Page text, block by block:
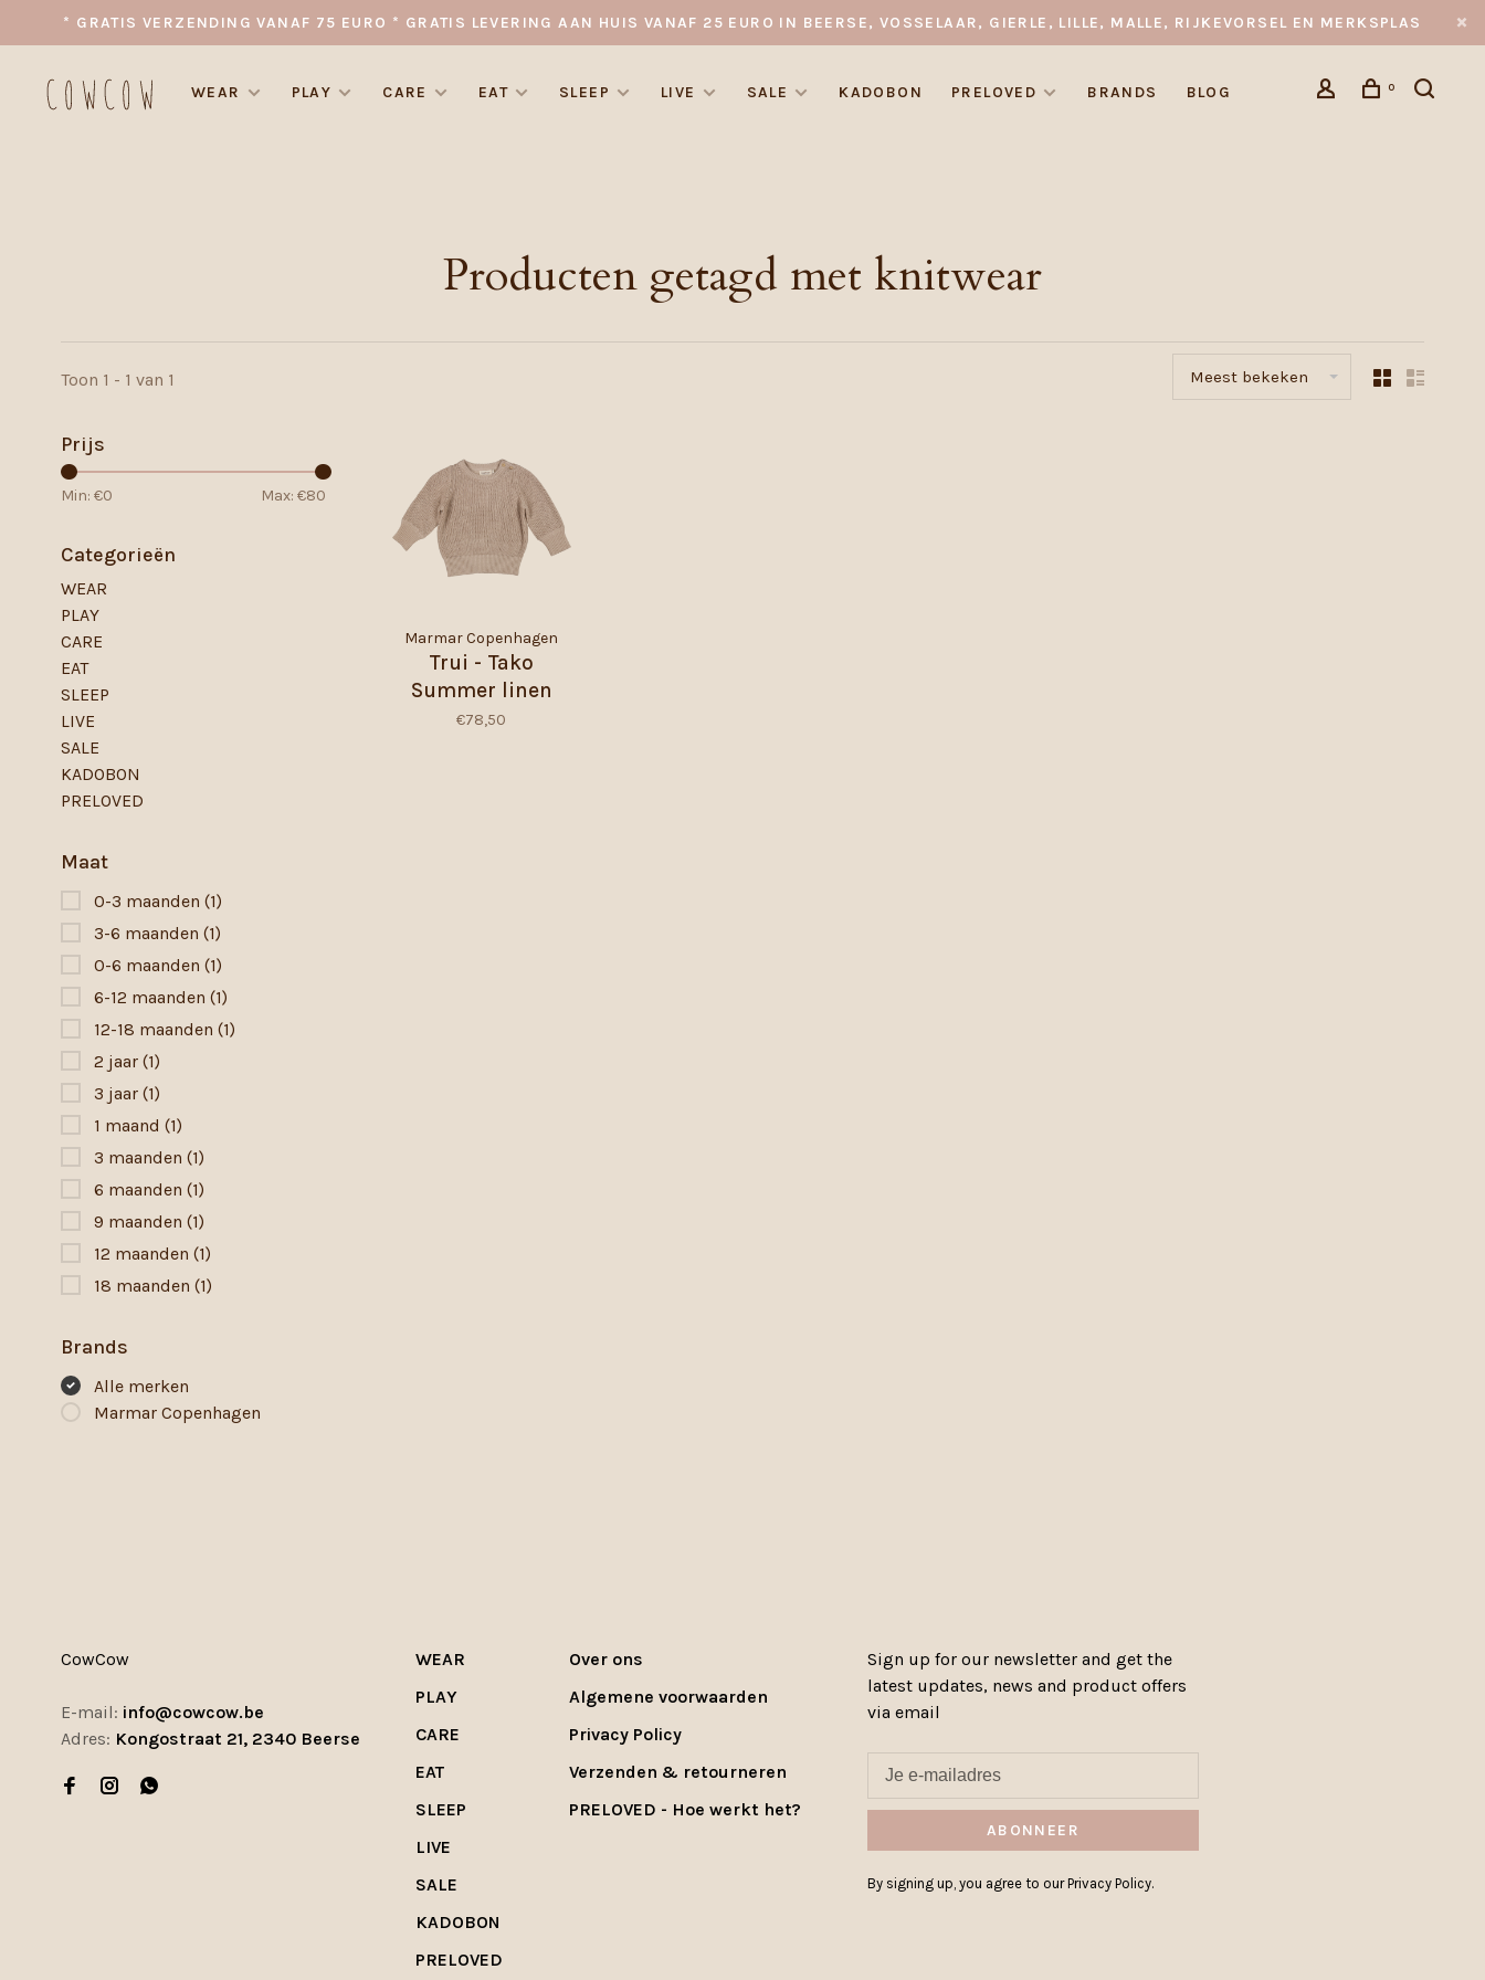
* GRATIS VERZENDING VANAF 75 EURO * GRATIS LEVERING AAN HUIS VANAF 25 EURO IN BEERSE, VOSSELAAR, GIERLE, LILLE, MALLE, RIJKEVORSEL EN MERKSPLAS
WEAR PLAY CARE EAT SLEEP LIVE SALE KADOBON PRELOVED BRANDS BLOG 0
Producten getagd met knitwear
Toon 1 - 1 van 1 Meest bekeken
Prijs
Min: €0 Max: €80
Categorieën
WEAR
PLAY
CARE
EAT
SLEEP
LIVE
SALE
KADOBON
PRELOVED
Maat
0-3 maanden (1)
3-6 maanden (1)
0-6 maanden (1)
6-12 maanden (1)
12-18 maanden (1)
2 jaar (1)
3 jaar (1)
1 maand (1)
3 maanden (1)
6 maanden (1)
9 maanden (1)
12 maanden (1)
18 maanden (1)
Brands
Alle merken
Marmar Copenhagen
Marmar Copenhagen
Trui - Tako
Summer linen
mix - Llama
€78,50
CowCow
E-mail: info@cowcow.be
Adres: Kongostraat 21, 2340 Beerse
WEAR
PLAY
CARE
EAT
SLEEP
LIVE
SALE
KADOBON
PRELOVED
Over ons
Algemene voorwaarden
Privacy Policy
Verzenden & retourneren
PRELOVED - Hoe werkt het?
Sign up for our newsletter and get the
latest updates, news and product offers
via email
ABONNEER
By signing up, you agree to our Privacy Policy.